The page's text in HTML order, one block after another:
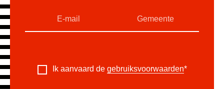
Ik aanvaard de gebruiksvoorwaarden*